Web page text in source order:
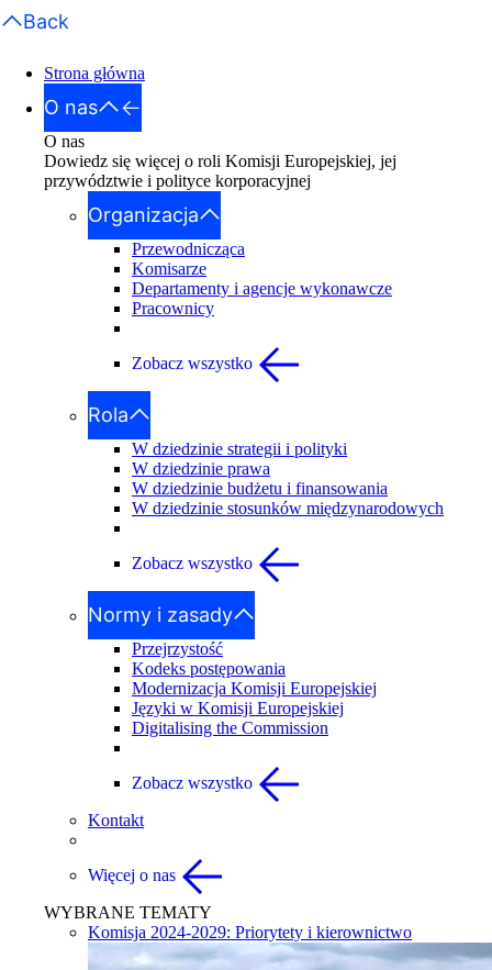
Back
Strona główna
O nas
O nas
Dowiedz się więcej o roli Komisji Europejskiej, jej
przywództwie i polityce korporacyjnej
Organizacja
Przewodnicząca
Komisarze
Departamenty i agencje wykonawcze
Pracownicy
Zobacz wszystko
Rola
W dziedzinie strategii i polityki
W dziedzinie prawa
W dziedzinie budżetu i finansowania
W dziedzinie stosunków międzynarodowych
Zobacz wszystko
Normy i zasady
Przejrzystość
Kodeks postępowania
Modernizacja Komisji Europejskiej
Języki w Komisji Europejskiej
Digitalising the Commission
Zobacz wszystko
Kontakt
Więcej o nas
WYBRANE TEMATY
Komisja 2024-2029: Priorytety i kierownictwo